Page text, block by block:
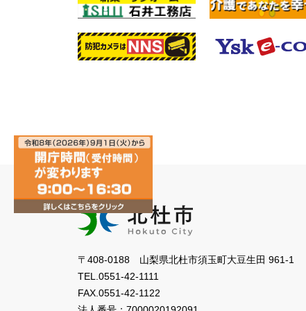
〒408-0188 山梨県北杜市須玉町大豆生田 961-1
TEL. 0551-42-1111
FAX. 0551-42-1122